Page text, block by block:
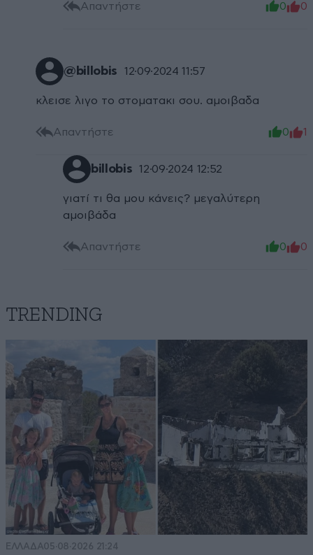
Απαντήστε 0 0
@billobis 12·09·2024 11:57
κλεισε λιγο το στοματακι σου. αμοιβαδα
Απαντήστε 0 1
billobis 12·09·2024 12:52
γιατί τι θα μου κάνεις? μεγαλύτερη
αμοιβάδα
Απαντήστε 0 0
TRENDING
ΕΛΛΑΔΑ05·08·2026 21:24